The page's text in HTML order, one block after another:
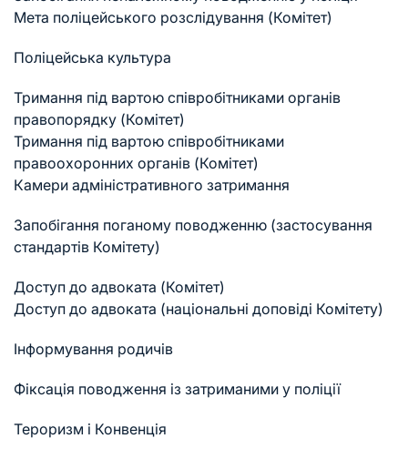
Мета поліцейського розслідування (Комітет)
Поліцейська культура
Тримання під вартою співробітниками органів
правопорядку (Комітет)
Тримання під вартою співробітниками
правоохоронних органів (Комітет)
Камери адміністративного затримання
Запобігання поганому поводженню (застосування
стандартів Комітету)
Доступ до адвоката (Комітет)
Доступ до адвоката (національні доповіді Комітету)
Інформування родичів
Фіксація поводження із затриманими у поліції
Тероризм і Конвенція